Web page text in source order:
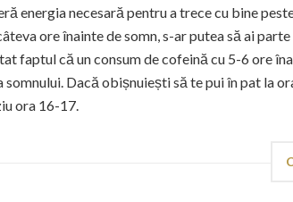
energia necesară pentru a trece cu bine
ore înainte de somn, s-ar putea să ai
faptul că un consum de cofeină cu 5-6 ore
Dacă obișnuiești să te pui în pat la
ora 16-17.